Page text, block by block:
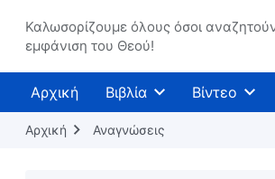
Καλωσορίζουμε όλους όσοι
εμφάνιση του Θεού!
Αρχική Βιβλία Βίντεο
Αρχική Αναγνώσεις
Γνωρίζοντας τον Θεό |
87
Καθημερινά λόγια του Θεού:
Γνωρίζοντας τον Θεό |
88